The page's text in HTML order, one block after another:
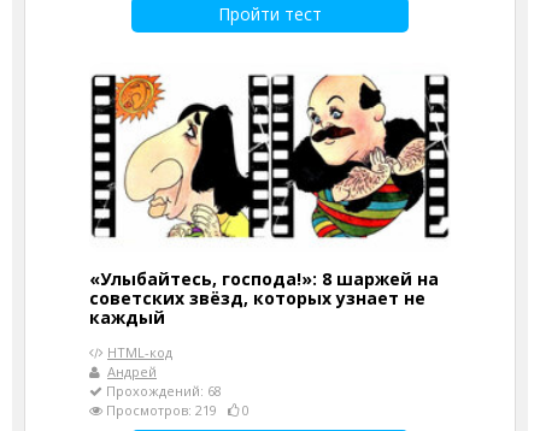
Пройти тест
«Улыбайтесь, господа!»: 8 шаржей на
советских звёзд, которых узнает не
каждый
HTML-код
Андрей
Прохождений: 68
Просмотров: 219
0